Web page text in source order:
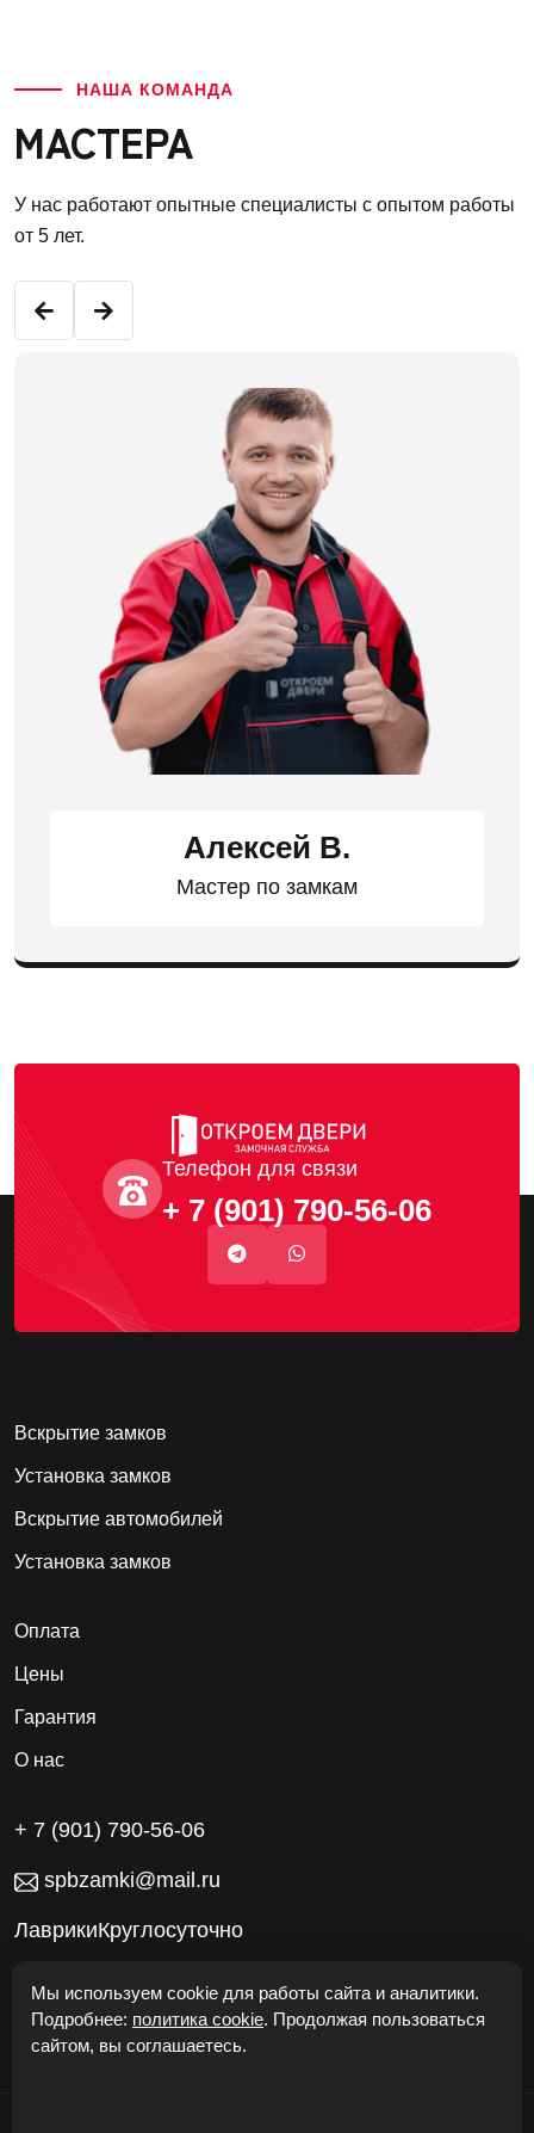
НАША КОМАНДА
МАСТЕРА
У нас работают опытные специалисты с опытом работы
от 5 лет.
Алексей В.
Мастер по замкам
Телефон для связи
+ 7 (901) 790-56-06
Вскрытие замков
Установка замков
Вскрытие автомобилей
Установка замков
Оплата
Цены
Гарантия
О нас
+ 7 (901) 790-56-06
spbzamki@mail.ru
ЛаврикиКруглосуточно
Работаем без выходных
Мы используем cookie для работы сайта и аналитики.
Подробнее: политика cookie. Продолжая пользоваться
сайтом, вы соглашаетесь.